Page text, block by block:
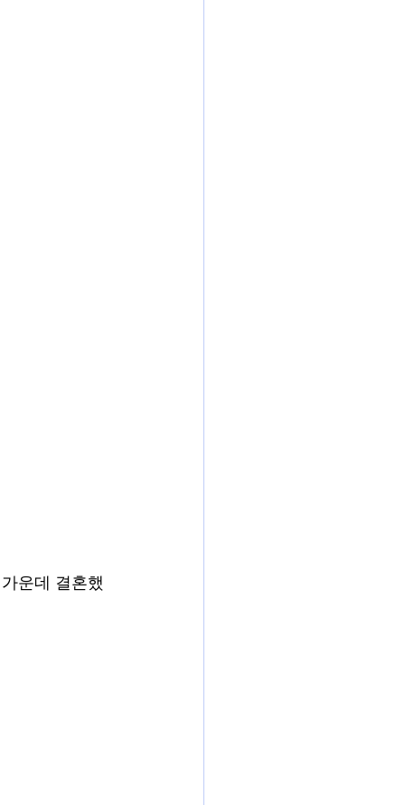
운데 결혼했